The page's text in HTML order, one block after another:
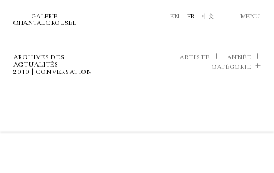
GALERIE
CHANTAL CROUSEL
EN FR 中文 MENU
ARCHIVES DES
ACTUALITÉS
2010 | CONVERSATION
ARTISTE
ANNÉE
CATÉGORIE